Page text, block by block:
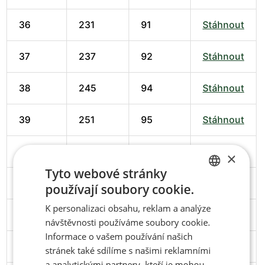
36 231 91 Stáhnout
37 237 92 Stáhnout
38 245 94 Stáhnout
39 251 95 Stáhnout
Stáhnout
266
274 102 Stáhnout
279 103 Stáhnout
ENGLISH
×
Tyto webové stránky
používají soubory cookie.
K personalizaci obsahu, reklam a analýze
návštěvnosti používáme soubory cookie.
Informace o vašem používání našich
stránek také sdílíme s našimi reklamními